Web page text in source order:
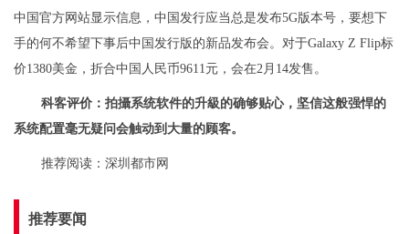
中国官方网站显示信息，中国发行应当总是发布5G版本号，要想下
手的何不希望下事后中国发行版的新品发布会。对于Galaxy Z Flip标
价1380美金，折合中国人民币9611元，会在2月14发售。
科客评价：拍攝系统软件的升級的确够贴心，坚信这般强悍的
系统配置毫无疑问会触动到大量的顾客。
推荐阅读： 深圳都市网
推荐要闻